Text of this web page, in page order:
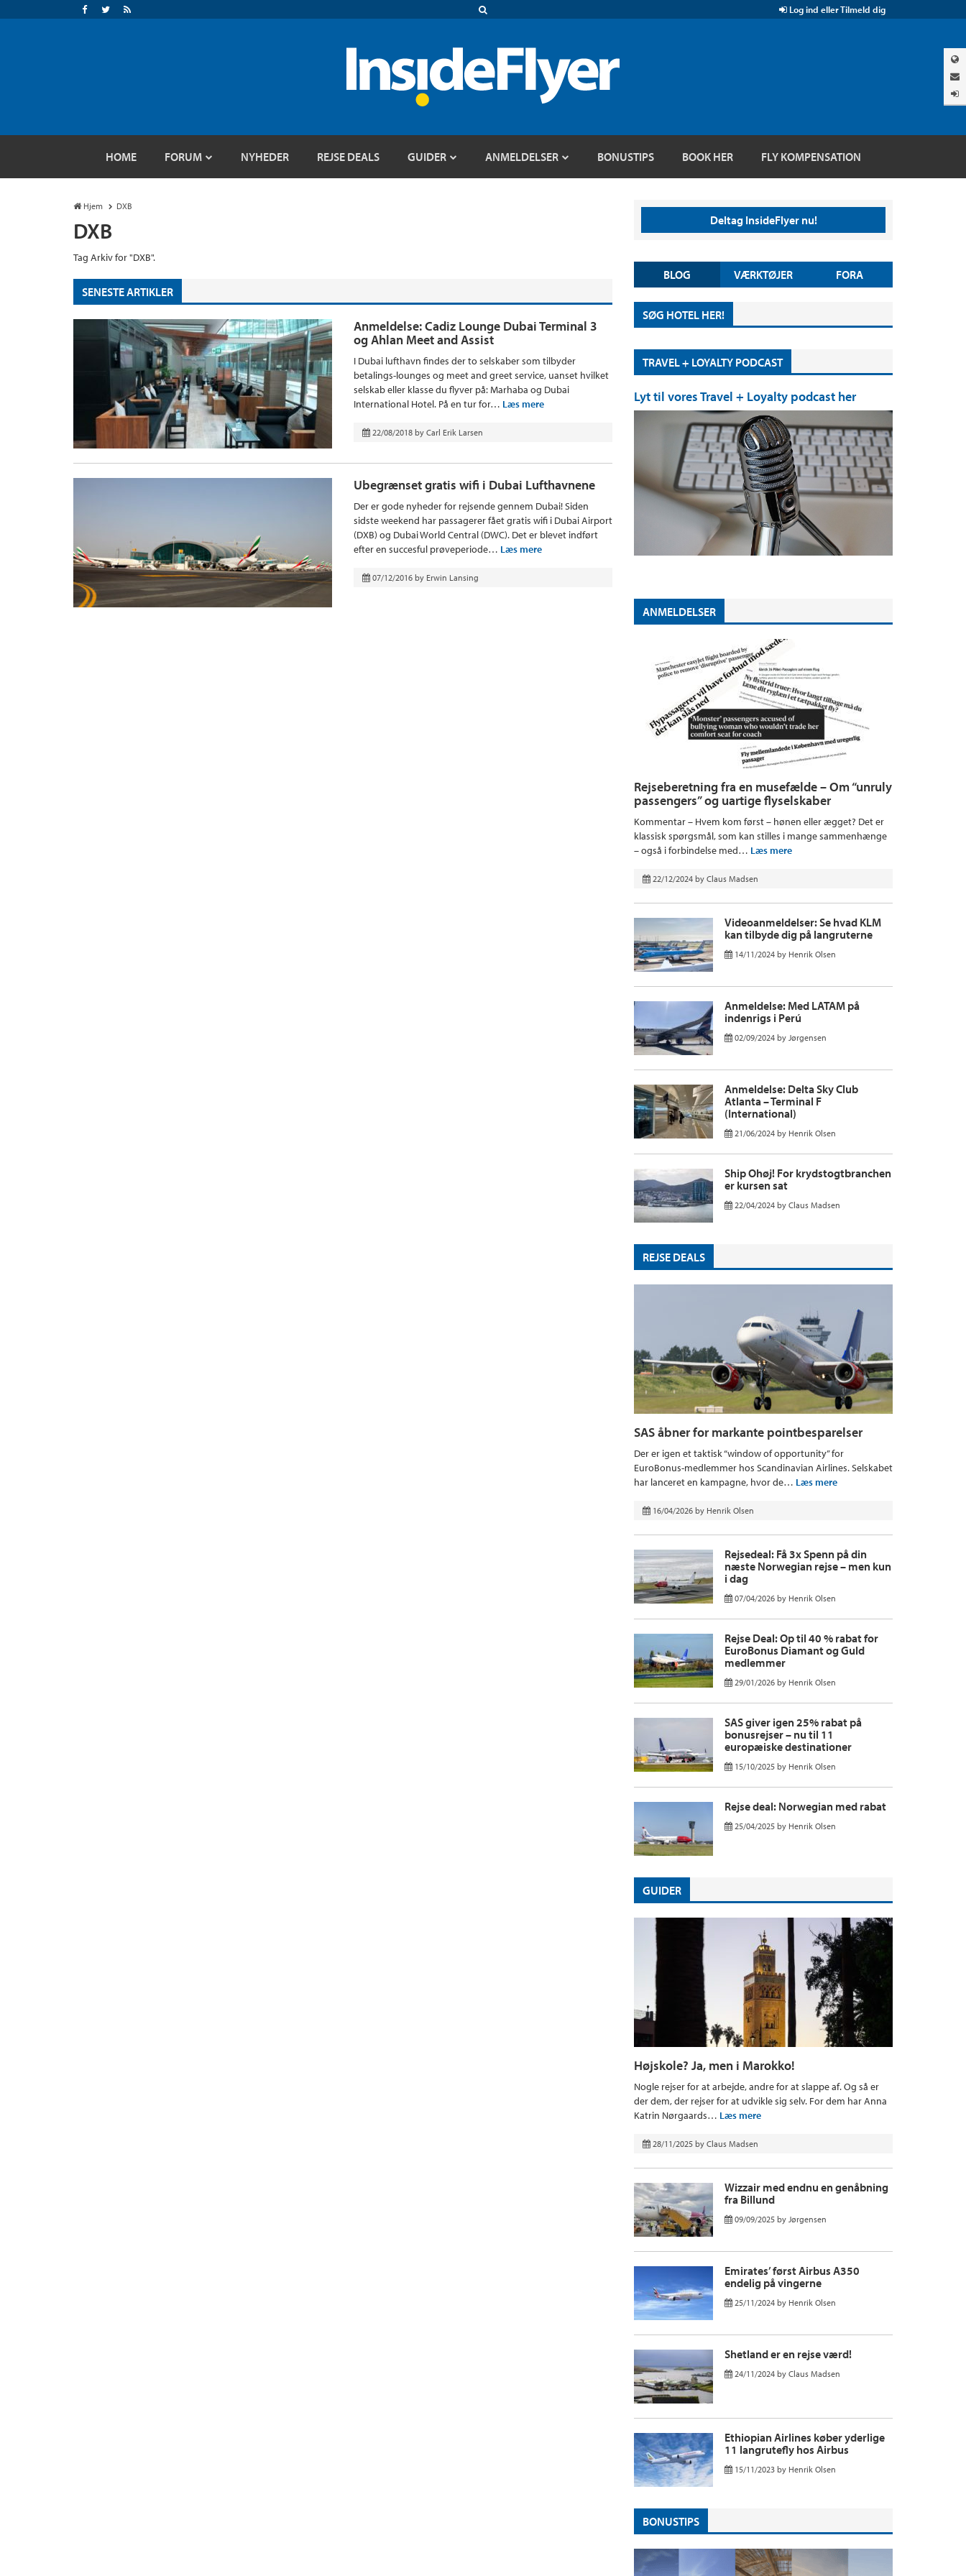
Log ind eller Tilmeld dig
HOME FORUM NYHEDER REJSE DEALS GUIDER ANMELDELSER BONUSTIPS BOOK HER FLY KOMPENSATION
Hjem DXB
DXB
Tag Arkiv for "DXB".
SENESTE ARTIKLER
Anmeldelse: Cadiz Lounge Dubai Terminal 3
og Ahlan Meet and Assist
I Dubai lufthavn findes der to selskaber som tilbyder
betalings-lounges og meet and greet service, uanset hvilket
selskab eller klasse du flyver på: Marhaba og Dubai
International Hotel. På en tur for… Læs mere
22/08/2018 by Carl Erik Larsen
Ubegrænset gratis wifi i Dubai Lufthavnene
Der er gode nyheder for rejsende gennem Dubai! Siden
sidste weekend har passagerer fået gratis wifi i Dubai Airport
(DXB) og Dubai World Central (DWC). Det er blevet indført
efter en succesful prøveperiode… Læs mere
07/12/2016 by Erwin Lansing
Deltag InsideFlyer nu!
BLOG VÆRKTØJER FORA
SØG HOTEL HER!
TRAVEL + LOYALTY PODCAST
Lyt til vores Travel + Loyalty podcast her
ANMELDELSER
Rejseberetning fra en musefælde – Om “unruly
passengers” og uartige flyselskaber
Kommentar – Hvem kom først – hønen eller ægget? Det er
klassisk spørgsmål, som kan stilles i mange sammenhænge
– også i forbindelse med… Læs mere
22/12/2024 by Claus Madsen
Videoanmeldelser: Se hvad KLM
kan tilbyde dig på langruterne
14/11/2024 by Henrik Olsen
Anmeldelse: Med LATAM på
indenrigs i Perú
02/09/2024 by Jørgensen
Anmeldelse: Delta Sky Club
Atlanta – Terminal F
(International)
21/06/2024 by Henrik Olsen
Ship Ohøj! For krydstogtbranchen
er kursen sat
22/04/2024 by Claus Madsen
REJSE DEALS
SAS åbner for markante pointbesparelser
Der er igen et taktisk “window of opportunity” for
EuroBonus-medlemmer hos Scandinavian Airlines. Selskabet
har lanceret en kampagne, hvor de… Læs mere
16/04/2026 by Henrik Olsen
Rejsedeal: Få 3x Spenn på din
næste Norwegian rejse – men kun
i dag
07/04/2026 by Henrik Olsen
Rejse Deal: Op til 40 % rabat for
EuroBonus Diamant og Guld
medlemmer
29/01/2026 by Henrik Olsen
SAS giver igen 25% rabat på
bonusrejser – nu til 11
europæiske destinationer
15/10/2025 by Henrik Olsen
Rejse deal: Norwegian med rabat
25/04/2025 by Henrik Olsen
GUIDER
Højskole? Ja, men i Marokko!
Nogle rejser for at arbejde, andre for at slappe af. Og så er
der dem, der rejser for at udvikle sig selv. For dem har Anna
Katrin Nørgaards… Læs mere
28/11/2025 by Claus Madsen
Wizzair med endnu en genåbning
fra Billund
09/09/2025 by Jørgensen
Emirates’ først Airbus A350
endelig på vingerne
25/11/2024 by Henrik Olsen
Shetland er en rejse værd!
24/11/2024 by Claus Madsen
Ethiopian Airlines køber yderlige
11 langrutefly hos Airbus
15/11/2023 by Henrik Olsen
BONUSTIPS